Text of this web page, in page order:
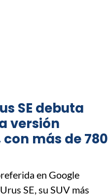
SE debuta
versión
más de 780
en Google
SE, su SUV más